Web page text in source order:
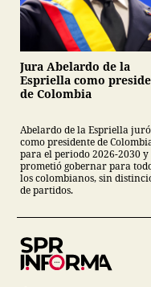
Jura Abelardo de la
Espriella como
de Colombia
Abelardo de la Espriella juró
como presidente de
para el periodo 2026-2030 y
prometió gobernar para
los colombianos, sin
de partidos.